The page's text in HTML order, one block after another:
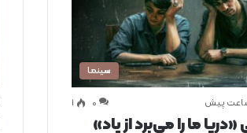
سینما
0 ۱
ما را می‌برد از یاد»